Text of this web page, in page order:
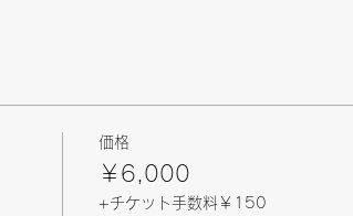
価格
￥6,000
+チケット手数料￥150